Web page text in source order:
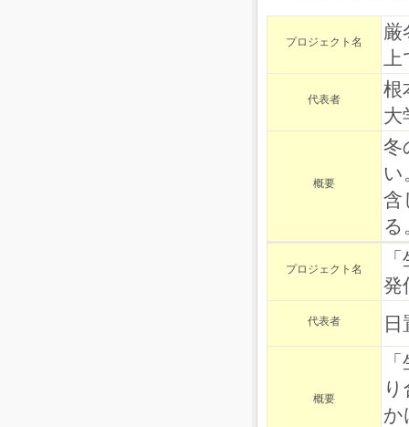
プロジェクト名
厳
上
代表者
根
大
概要
冬
い
含
る
プロジェクト名
発
代表者
概要
か